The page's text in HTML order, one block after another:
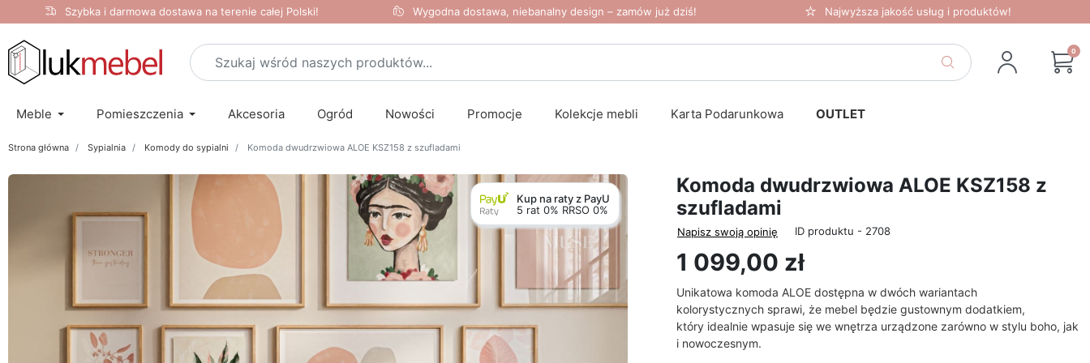
Szybka i darmowa dostawa na terenie całej Polski! Wygodna dostawa, niebanalny design – zamów już dziś! Najwyższa jakość usług i produktów!
0
Meble Pomieszczenia Akcesoria Ogród Nowości Promocje Kolekcje mebli Karta Podarunkowa OUTLET
Strona główna Sypialnia Komody do sypialni Komoda dwudrzwiowa ALOE KSZ158 z szufladami
Kup na raty z PayU
5 rat 0% RRSO 0%
Komoda dwudrzwiowa ALOE KSZ158 z
szufladami
Napisz swoją opinię ID produktu - 2708
1 099,00 zł
Unikatowa komoda ALOE dostępna w dwóch wariantach
kolorystycznych sprawi, że mebel będzie gustownym dodatkiem,
który idealnie wpasuje się we wnętrza urządzone zarówno w stylu boho, jak
i nowoczesnym.